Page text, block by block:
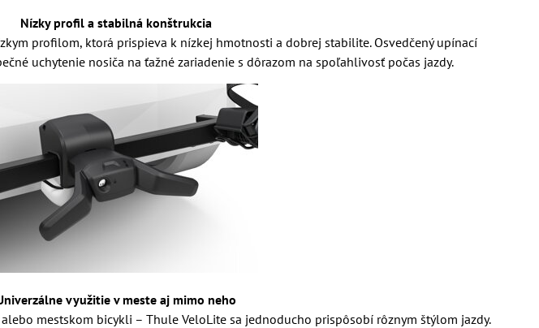
Nízky profil a stabilná konštrukcia
profilom, ktorá prispieva k nízkej hmotnosti a dobrej stabilite. Osvedčený upínací
uchytenie nosiča na ťažné zariadenie s dôrazom na spoľahlivosť počas jazdy.
využitie v meste aj mimo neho
mestskom bicykli – Thule VeloLite sa jednoducho prispôsobí rôznym štýlom jazdy.